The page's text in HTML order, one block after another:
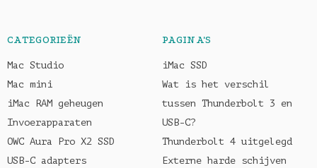
CATEGORIEËN
Mac Studio
Mac mini
iMac RAM geheugen
Invoerapparaten
OWC Aura Pro X2 SSD
USB-C adapters
PAGINA'S
iMac SSD
Wat is het verschil
tussen Thunderbolt 3 en
USB-C?
Thunderbolt 4 uitgelegd
Externe harde schijven